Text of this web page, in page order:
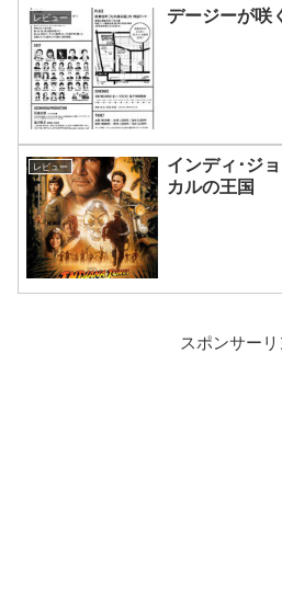
レビュー デージーが咲
レビュー
インディ･ジ
カルの王国
スポンサーリ